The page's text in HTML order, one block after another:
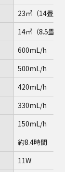
23㎡（14畳）
14㎡（8.5畳）
600mL/h
500mL/h
420mL/h
330mL/h
150mL/h
約8.4時間
11W